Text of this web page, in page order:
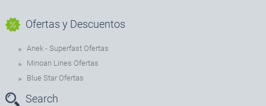
Ofertas y Descuentos
Anek - Superfast Ofertas
Minoan Lines Ofertas
Blue Star Ofertas
Search